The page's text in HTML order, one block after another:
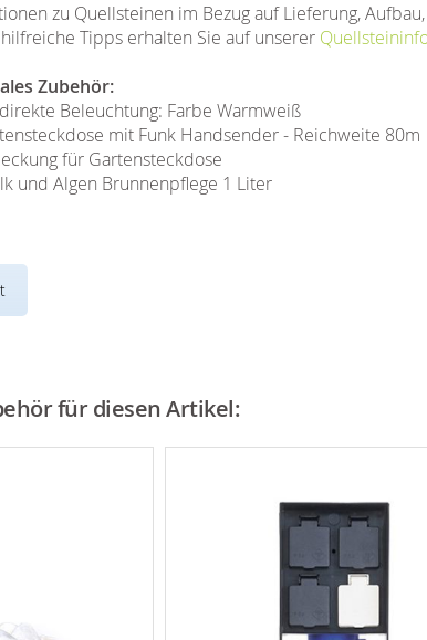
zu Quellsteinen im Bezug auf Lieferung,
Tipps erhalten Sie auf unserer
Zubehör:
Beleuchtung: Farbe Warmweiß
mit Funk Handsender - Reichweite 80m
für Gartensteckdose
und Algen Brunnenpflege 1 Liter
für diesen Artikel: